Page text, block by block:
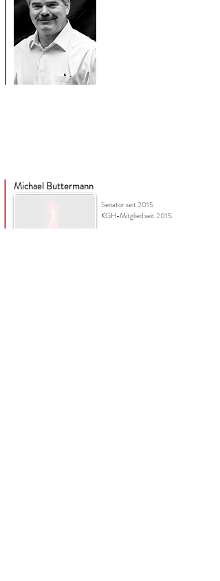
Michael Buttermann
Senator seit 2015
KGH-Mitglied seit 2015